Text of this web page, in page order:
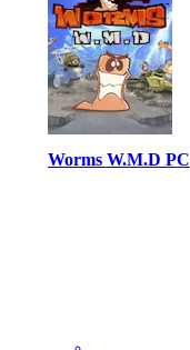
Worms W.M.D PC